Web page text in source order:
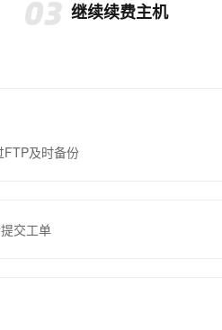
继续续费主机
FTP及时备份
交工单